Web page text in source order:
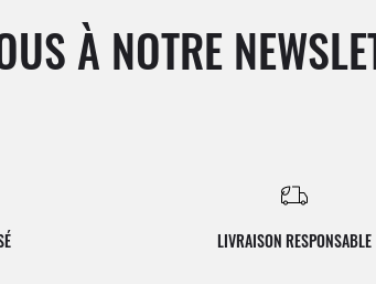
À NOTRE
LIVRAISON RESPONSABLE